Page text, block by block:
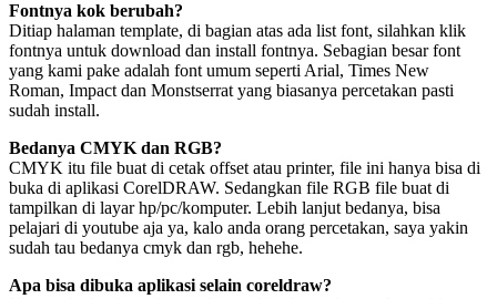
Fontnya kok berubah?
Ditiap halaman template, di bagian atas ada list font, silahkan klik
fontnya untuk download dan install fontnya. Sebagian besar font
yang kami pake adalah font umum seperti Arial, Times New
Roman, Impact dan Monstserrat yang biasanya percetakan pasti
sudah install.
Bedanya CMYK dan RGB?
CMYK itu file buat di cetak offset atau printer, file ini hanya bisa di
buka di aplikasi CorelDRAW. Sedangkan file RGB file buat di
tampilkan di layar hp/pc/komputer. Lebih lanjut bedanya, bisa
pelajari di youtube aja ya, kalo anda orang percetakan, saya yakin
sudah tau bedanya cmyk dan rgb, hehehe.
Apa bisa dibuka aplikasi selain coreldraw?